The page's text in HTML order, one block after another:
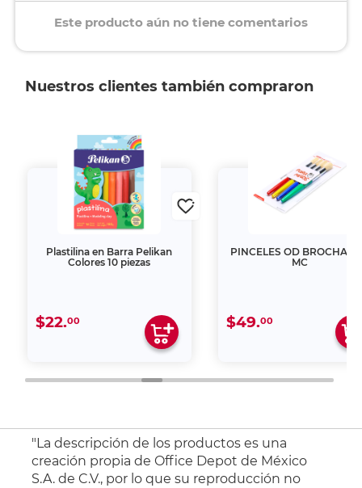
Este producto aún no tiene comentarios
Nuestros clientes también compraron
Plastilina en Barra Pelikan
Colores 10 piezas
$22.00
PINCELES OD BROCHA 4PZ
$49.00
"La descripción de los productos es una
creación propia de Office Depot de México
S.A. de C.V., por lo que su reproducción no